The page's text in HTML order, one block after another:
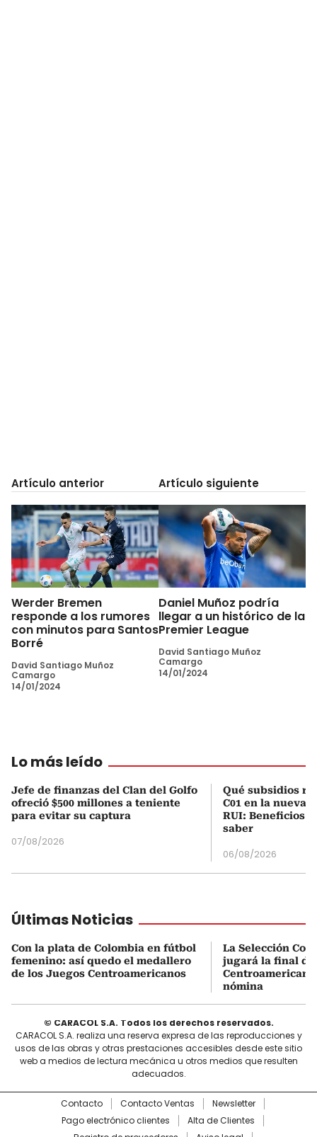
Artículo anterior
Werder Bremen
responde a los rumores
con minutos para Santos
Borré
David Santiago Muñoz
Camargo
14/01/2024
Artículo siguiente
Daniel Muñoz podría
llegar a un histórico de la
Premier League
David Santiago Muñoz
Camargo
14/01/2024
Lo más leído
Jefe de finanzas del Clan del Golfo
ofreció $500 millones a teniente
para evitar su captura
07/08/2026
Qué subsidios
C01 en la nueva
RUI: Beneficios
saber
06/08/2026
Últimas Noticias
Con la plata de Colombia en fútbol
femenino: así quedo el medallero
de los Juegos Centroamericanos
La Selección
jugará la final de
nómina
© CARACOL S.A. Todos los derechos reservados.
CARACOL S.A. realiza una reserva expresa de las reproducciones y
usos de las obras y otras prestaciones accesibles desde este sitio
web a medios de lectura mecánica u otros medios que resulten
adecuados.
Contacto Contacto Ventas
Newsletter
Pago electrónico clientes
Alta de Clientes